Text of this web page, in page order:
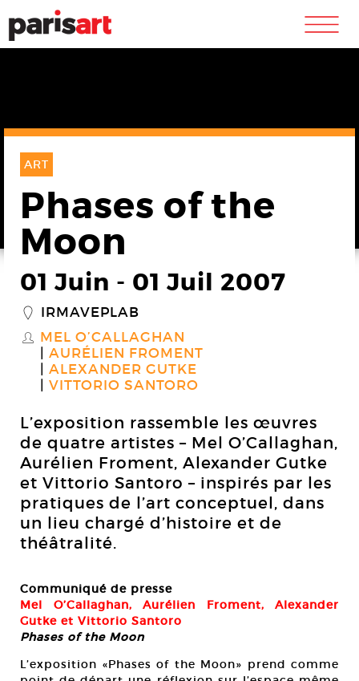
m
ART
Phases of the
Moon
01 Juin - 01 Juil 2007
_ IRMAVEPLAB
S MEL O’CALLAGHAN
AURÉLIEN FROMENT
ALEXANDER GUTKE
VITTORIO SANTORO
L’exposition rassemble les œuvres
de quatre artistes – Mel O’Callaghan,
Aurélien Froment, Alexander Gutke
et Vittorio Santoro – inspirés par les
pratiques de l’art conceptuel, dans
un lieu chargé d’histoire et de
théâtralité.
Communiqué de presse
Mel O’Callaghan, Aurélien Froment, Alexander
Gutke et Vittorio Santoro
Phases of the Moon
L’exposition «Phases of the Moon» prend comme